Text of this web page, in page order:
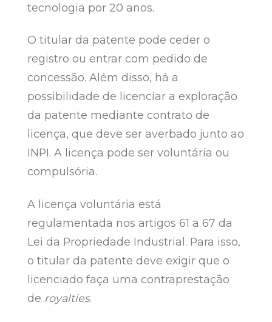
tecnologia por 20 anos.
O titular da patente pode ceder o
registro ou entrar com pedido de
concessão. Além disso, há a
possibilidade de licenciar a exploração
da patente mediante contrato de
licença, que deve ser averbado junto ao
INPI. A licença pode ser voluntária ou
compulsória.
A licença voluntária está
regulamentada nos artigos 61 a 67 da
Lei da Propriedade Industrial. Para isso,
o titular da patente deve exigir que o
licenciado faça uma contraprestação
de royalties.